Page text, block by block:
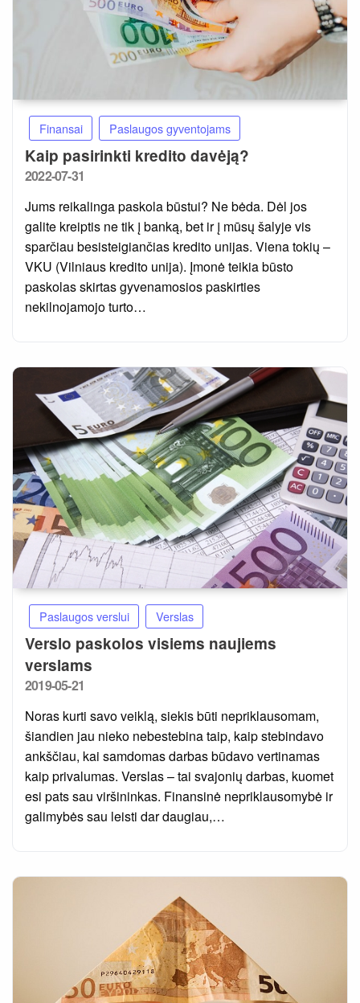
Finansai Paslaugos gyventojams
Kaip pasirinkti kredito davėją?
Posted
2022-07-31
Jums reikalinga paskola būstui? Ne bėda. Dėl jos
galite kreiptis ne tik į banką, bet ir į mūsų šalyje vis
sparčiau besisteigiančias kredito unijas. Viena tokių –
VKU (Vilniaus kredito unija). Įmonė teikia būsto
paskolas skirtas gyvenamosios paskirties
nekilnojamojo turto…
Paslaugos verslui Verslas
Verslo paskolos visiems naujiems
verslams
Posted
2019-05-21
Noras kurti savo veiklą, siekis būti nepriklausomam,
šiandien jau nieko nebestebina taip, kaip stebindavo
ankščiau, kai samdomas darbas būdavo vertinamas
kaip privalumas. Verslas – tai svajonių darbas, kuomet
esi pats sau viršininkas. Finansinė nepriklausomybė ir
galimybės sau leisti dar daugiau,…